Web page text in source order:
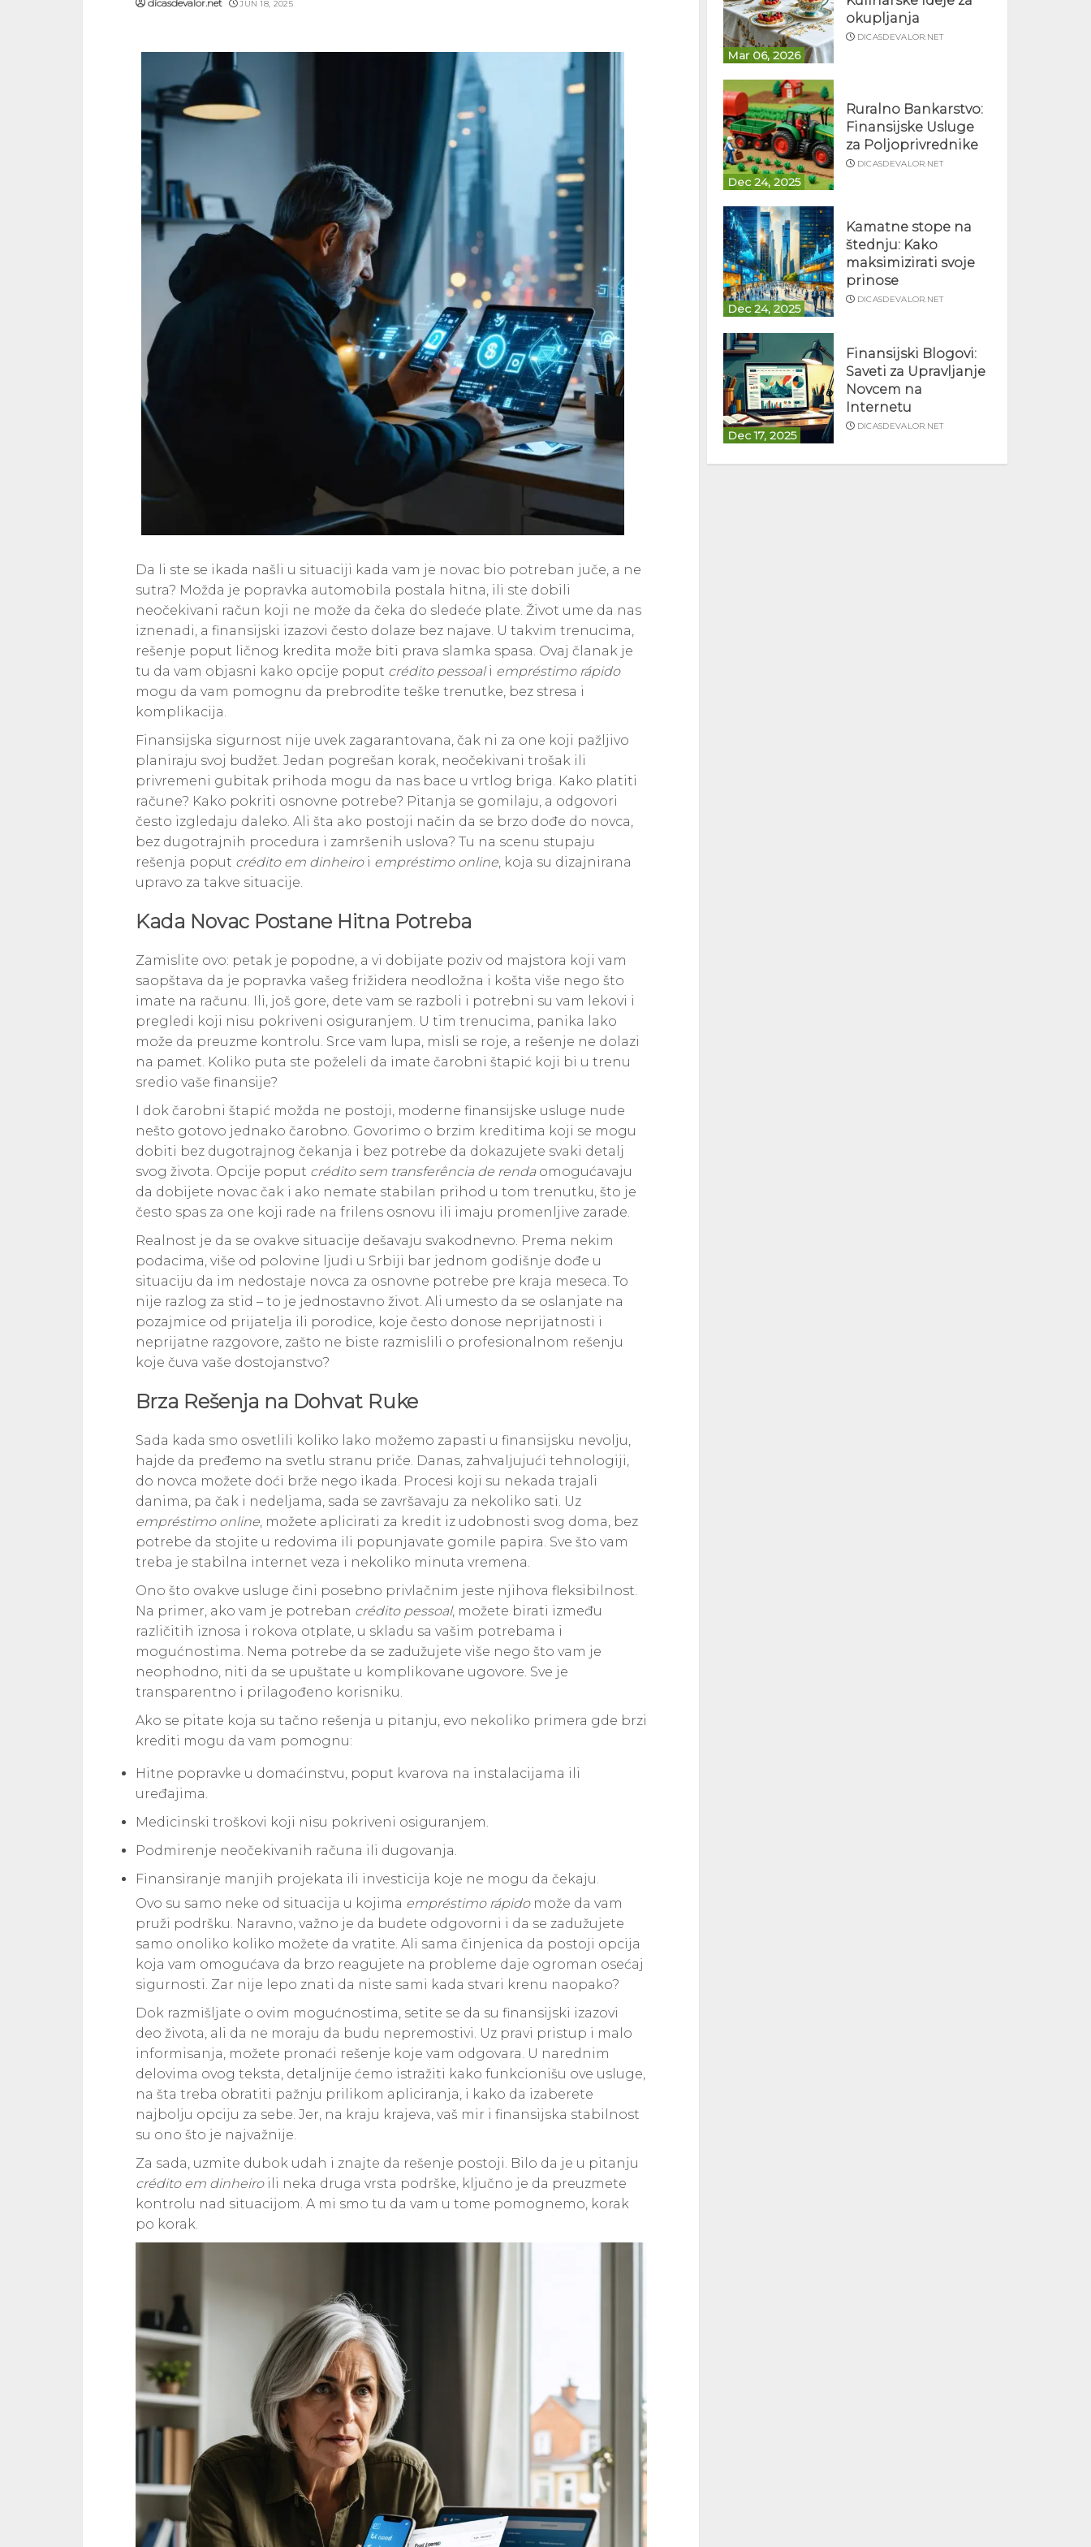
dicasdevalor.net JUN 18, 2025
Da li ste se ikada našli u situaciji kada vam je novac bio potreban juče, a ne
sutra? Možda je popravka automobila postala hitna, ili ste dobili
neočekivani račun koji ne može da čeka do sledeće plate. Život ume da nas
iznenadi, a finansijski izazovi često dolaze bez najave. U takvim trenucima,
rešenje poput ličnog kredita može biti prava slamka spasa. Ovaj članak je
tu da vam objasni kako opcije poput crédito pessoali empréstimo rápido
mogu da vam pomognu da prebrodite teške trenutke, bez stresa i
komplikacija.
Finansijska sigurnost nije uvek zagarantovana, čak ni za one koji pažljivo
planiraju svoj budžet. Jedan pogrešan korak, neočekivani trošak ili
privremeni gubitak prihoda mogu da nas bace u vrtlog briga. Kako platiti
račune? Kako pokriti osnovne potrebe? Pitanja se gomilaju, a odgovori
često izgledaju daleko. Ali šta ako postoji način da se brzo dođe do novca,
bez dugotrajnih procedura i zamršenih uslova? Tu na scenu stupaju
rešenja poput crédito em dinheiroi empréstimo online, koja su dizajnirana
upravo za takve situacije.
Kada Novac Postane Hitna Potreba
Zamislite ovo: petak je popodne, a vi dobijate poziv od majstora koji vam
saopštava da je popravka vašeg frižidera neodložna i košta više nego što
imate na računu. Ili, još gore, dete vam se razboli i potrebni su vam lekovi i
pregledi koji nisu pokriveni osiguranjem. U tim trenucima, panika lako
može da preuzme kontrolu. Srce vam lupa, misli se roje, a rešenje ne dolazi
na pamet. Koliko puta ste poželeli da imate čarobni štapić koji bi u trenu
sredio vaše finansije?
I dok čarobni štapić možda ne postoji, moderne finansijske usluge nude
nešto gotovo jednako čarobno. Govorimo o brzim kreditima koji se mogu
dobiti bez dugotrajnog čekanja i bez potrebe da dokazujete svaki detalj
svog života. Opcije poput crédito sem transferência de rendaomogućavaju
da dobijete novac čak i ako nemate stabilan prihod u tom trenutku, što je
često spas za one koji rade na frilens osnovu ili imaju promenljive zarade.
Realnost je da se ovakve situacije dešavaju svakodnevno. Prema nekim
podacima, više od polovine ljudi u Srbiji bar jednom godišnje dođe u
situaciju da im nedostaje novca za osnovne potrebe pre kraja meseca. To
nije razlog za stid – to je jednostavno život. Ali umesto da se oslanjate na
pozajmice od prijatelja ili porodice, koje često donose neprijatnosti i
neprijatne razgovore, zašto ne biste razmislili o profesionalnom rešenju
koje čuva vaše dostojanstvo?
Brza Rešenja na Dohvat Ruke
Sada kada smo osvetlili koliko lako možemo zapasti u finansijsku nevolju,
hajde da pređemo na svetlu stranu priče. Danas, zahvaljujući tehnologiji,
do novca možete doći brže nego ikada. Procesi koji su nekada trajali
danima, pa čak i nedeljama, sada se završavaju za nekoliko sati. Uz
empréstimo online, možete aplicirati za kredit iz udobnosti svog doma, bez
potrebe da stojite u redovima ili popunjavate gomile papira. Sve što vam
treba je stabilna internet veza i nekoliko minuta vremena.
Ono što ovakve usluge čini posebno privlačnim jeste njihova fleksibilnost.
Na primer, ako vam je potreban crédito pessoal, možete birati između
različitih iznosa i rokova otplate, u skladu sa vašim potrebama i
mogućnostima. Nema potrebe da se zadužujete više nego što vam je
neophodno, niti da se upuštate u komplikovane ugovore. Sve je
transparentno i prilagođeno korisniku.
Ako se pitate koja su tačno rešenja u pitanju, evo nekoliko primera gde brzi
krediti mogu da vam pomognu:
Hitne popravke u domaćinstvu, poput kvarova na instalacijama ili
uređajima.
Medicinski troškovi koji nisu pokriveni osiguranjem.
Podmirenje neočekivanih računa ili dugovanja.
Finansiranje manjih projekata ili investicija koje ne mogu da čekaju.
Ovo su samo neke od situacija u kojima empréstimo rápidomože da vam
pruži podršku. Naravno, važno je da budete odgovorni i da se zadužujete
samo onoliko koliko možete da vratite. Ali sama činjenica da postoji opcija
koja vam omogućava da brzo reagujete na probleme daje ogroman osećaj
sigurnosti. Zar nije lepo znati da niste sami kada stvari krenu naopako?
Dok razmišljate o ovim mogućnostima, setite se da su finansijski izazovi
deo života, ali da ne moraju da budu nepremostivi. Uz pravi pristup i malo
informisanja, možete pronaći rešenje koje vam odgovara. U narednim
delovima ovog teksta, detaljnije ćemo istražiti kako funkcionišu ove usluge,
na šta treba obratiti pažnju prilikom apliciranja, i kako da izaberete
najbolju opciju za sebe. Jer, na kraju krajeva, vaš mir i finansijska stabilnost
su ono što je najvažnije.
Za sada, uzmite dubok udah i znajte da rešenje postoji. Bilo da je u pitanju
crédito em dinheiroili neka druga vrsta podrške, ključno je da preuzmete
kontrolu nad situacijom. A mi smo tu da vam u tome pomognemo, korak
po korak.
Mar 06, 2026
okupljanja
DICASDEVALOR.NET
Dec 24, 2025
Ruralno Bankarstvo:
Finansijske Usluge
za Poljoprivrednike
DICASDEVALOR.NET
Dec 24, 2025
Kamatne stope na
štednju: Kako
maksimizirati svoje
prinose
DICASDEVALOR.NET
Dec 17, 2025
Finansijski Blogovi:
Saveti za Upravljanje
Novcem na
Internetu
DICASDEVALOR.NET